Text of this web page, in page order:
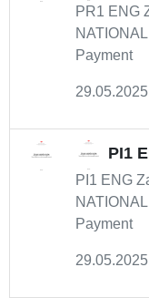
PR1 ENG
Payment
PI1
PI1 ENG
Payment